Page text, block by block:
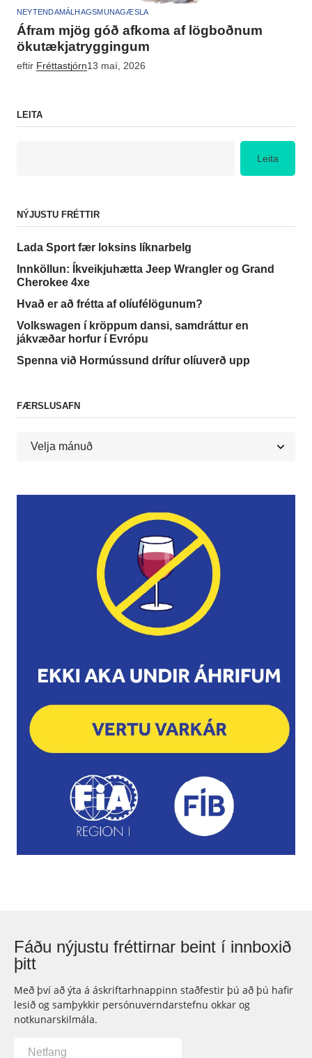
NEYTENDAMÁL HAGSMUNAGÆSLA
Áfram mjög góð afkoma af lögboðnum
ökutækjatryggingum
eftir Fréttastjórn13 maí, 2026
LEITA
Leita
NÝJUSTU FRÉTTIR
Lada Sport fær loksins líknarbelg
Innköllun: Íkveikjuhætta Jeep Wrangler og Grand
Cherokee 4xe
Hvað er að frétta af olíufélögunum?
Volkswagen í kröppum dansi, samdráttur en
jákvæðar horfur í Evrópu
Spenna við Hormússund drífur olíuverð upp
FÆRSLUSAFN
Fáðu nýjustu fréttirnar beint í innboxið
þitt
Með því að ýta á áskriftarhnappinn staðfestir þú að þú hafir
lesið og samþykkir persónuverndarstefnu okkar og
notkunarskilmála.